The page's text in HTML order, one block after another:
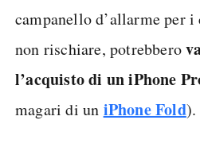
campanello d’allarme per
non rischiare, potrebbero
l’acquisto di un iPhone
magari di un iPhone Fold).